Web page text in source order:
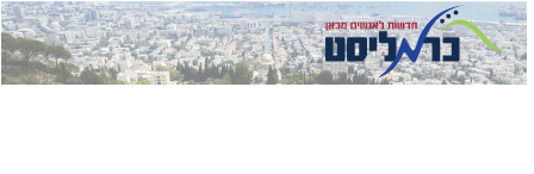
לחץ
כאן
לחץ
כדי